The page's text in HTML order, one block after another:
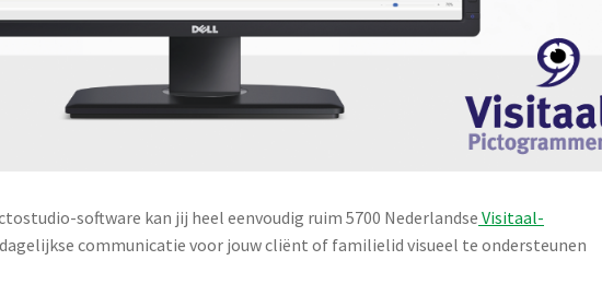
software kan jij heel eenvoudig ruim 5700 Nederlandse Visitaal-
communicatie voor jouw cliënt of familielid visueel te ondersteunen